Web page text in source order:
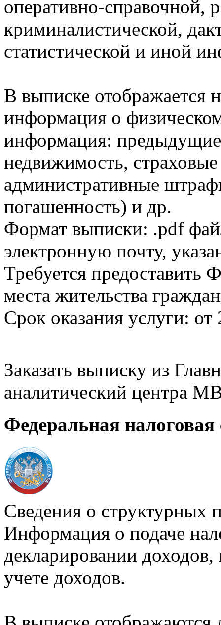
оперативно-справочной,
криминалистической,
статистической и иной
В выписке отображается
информация о
информация:
недвижимость,
административные
погашенность) и др.
Формат выписки: .pdf
электронную почту,
Требуется
места жительства
Срок оказания услуги: от
Заказать выписку из
аналитический центра
Федеральная налоговая
Сведения о структурных
Информация о подаче
декларировании доходов,
учете доходов.